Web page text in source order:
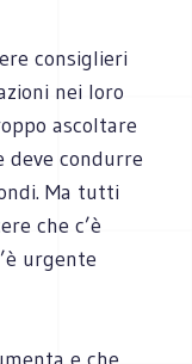
consiglieri
nei loro
ascoltare
deve condurre
Ma tutti
che c’è
urgente